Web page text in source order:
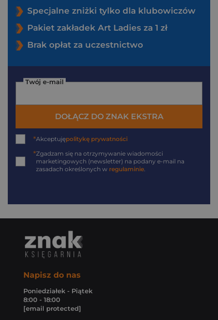
Specjalne zniżki tylko dla klubowiczów
Pakiet zakładek Art Ladies za 1 zł
Brak opłat za uczestnictwo
Twój e-mail
DOŁĄCZ DO ZNAK EKSTRA
*Akceptujępolitykę prywatności
*Zgadzam się na otrzymywanie wiadomości
marketingowych (newsletter) na podany e-mail na
zasadach określonych w regulaminie.
Napisz do nas
Poniedziałek - Piątek
8:00 - 18:00
[email protected]